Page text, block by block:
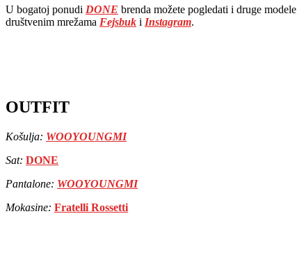
U bogatoj ponudi DONE brenda možete pogledati i druge
društvenim mrežama Fejsbuk i Instagram.
OUTFIT
Košulja: WOOYOUNGMI
Sat: DONE
Pantalone: WOOYOUNGMI
Mokasine: Fratelli Rossetti